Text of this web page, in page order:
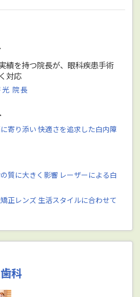
績を持つ院長が、眼科疾患手術
対応
院長
寄り添い 快適さを追求した白内障
の質に大きく影響 レーザーによる白
正レンズ 生活スタイルに合わせて
科